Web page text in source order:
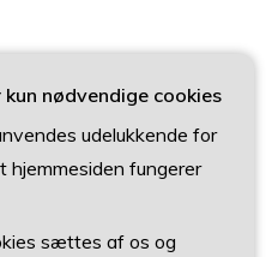
nødvendige cookies
udelukkende for
hjemmesiden fungerer
sættes af os og